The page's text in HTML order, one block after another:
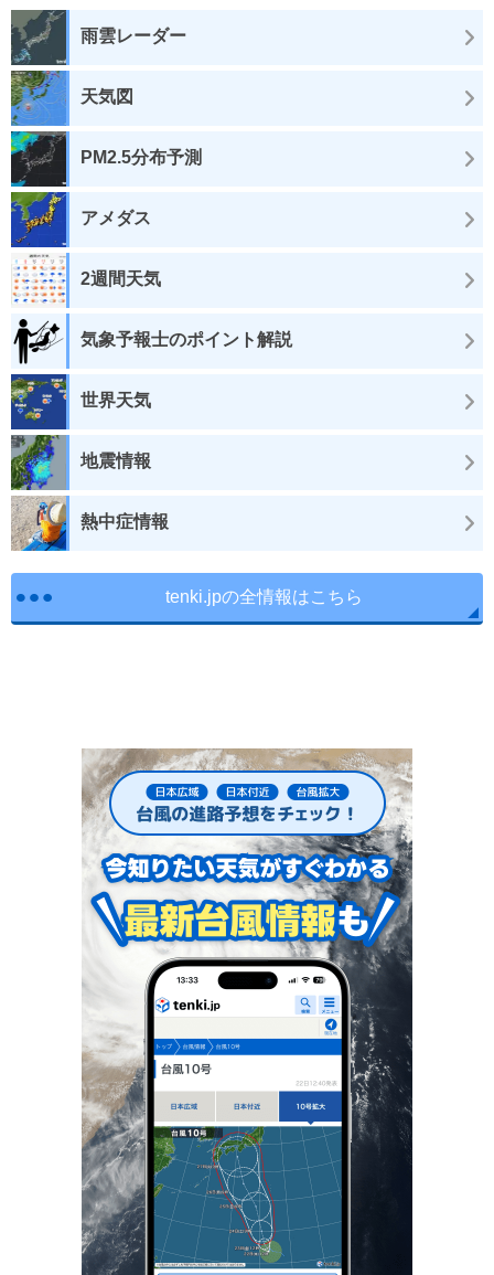
雨雲レーダー
天気図
PM2.5分布予測
アメダス
2週間天気
気象予報士のポイント解説
世界天気
地震情報
熱中症情報
tenki.jpの全情報はこちら